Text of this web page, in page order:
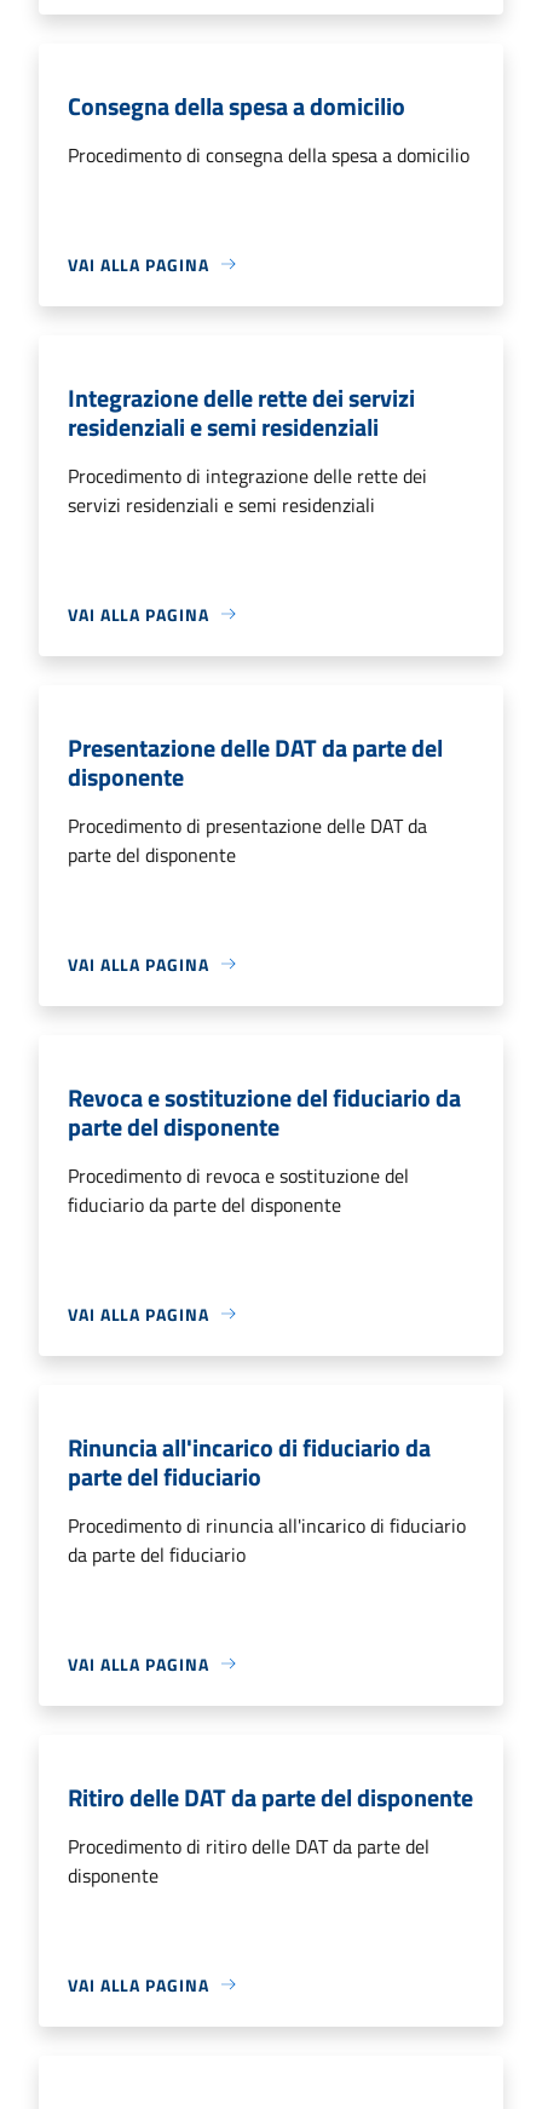
Consegna della spesa a domicilio
Procedimento di consegna della spesa a domicilio
VAI ALLA PAGINA
Integrazione delle rette dei servizi
residenziali e semi residenziali
Procedimento di integrazione delle rette dei
servizi residenziali e semi residenziali
VAI ALLA PAGINA
Presentazione delle DAT da parte del
disponente
Procedimento di presentazione delle DAT da
parte del disponente
VAI ALLA PAGINA
Revoca e sostituzione del fiduciario da
parte del disponente
Procedimento di revoca e sostituzione del
fiduciario da parte del disponente
VAI ALLA PAGINA
Rinuncia all'incarico di fiduciario da
parte del fiduciario
Procedimento di rinuncia all'incarico di fiduciario
da parte del fiduciario
VAI ALLA PAGINA
Ritiro delle DAT da parte del disponente
Procedimento di ritiro delle DAT da parte del
disponente
VAI ALLA PAGINA